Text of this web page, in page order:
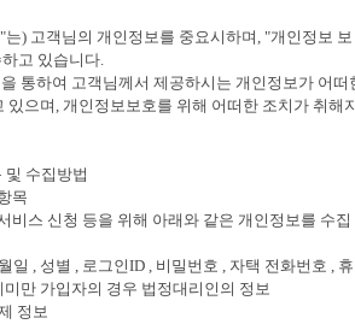
는) 고객님의 개인정보를 중요시하며, "개인정보 보
고 있습니다.
통하여 고객님께서 제공하시는 개인정보가 어떠
있으며, 개인정보보호를 위해 어떠한 조치가 취해
및 수집방법
목
비스 신청 등을 위해 아래와 같은 개인정보를 수집
일 , 성별 , 로그인ID , 비밀번호 , 자택 전화번호 , 휴
만 가입자의 경우 법정대리인의 정보
정보